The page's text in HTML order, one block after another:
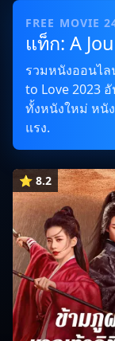
FREE MOVIE
แท็ก: A
รวมหนังออนไล
to Love 2023
ทั้งหนังใหม่ หนั
แรง.
⭐ 8.2